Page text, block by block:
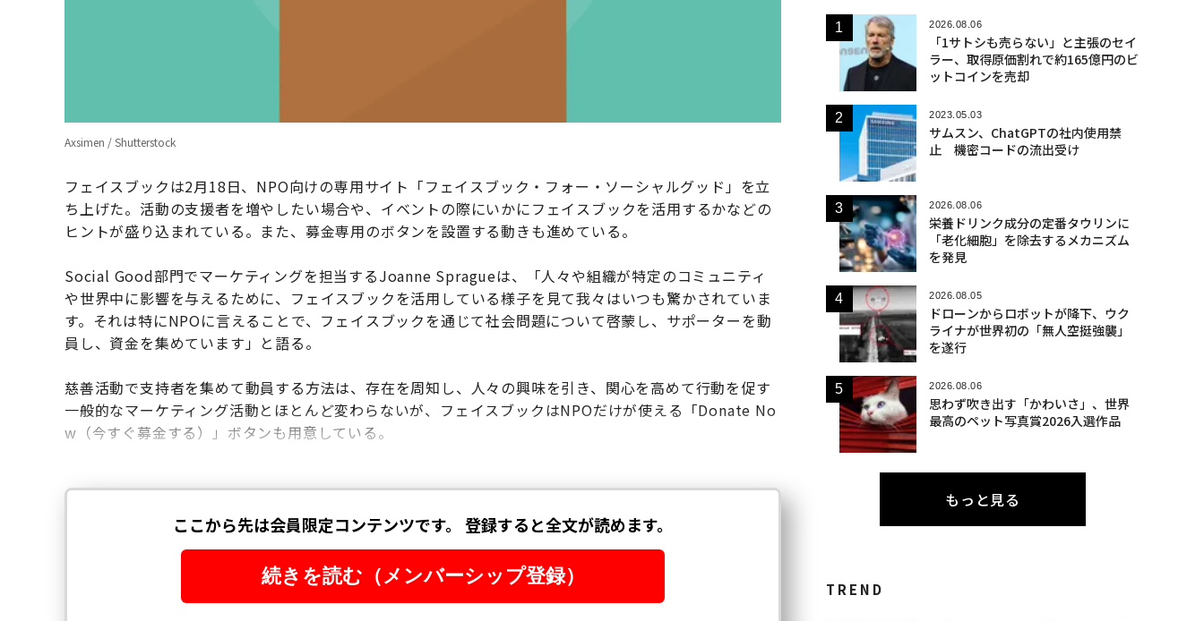
Axsimen / Shutterstock
フェイスブックは2月18日、NPO向けの専用サイト「フェイスブック・フォー・ソーシャルグッド」を立
ち上げた。活動の支援者を増やしたい場合や、イベントの際にいかにフェイスブックを活用するかなどの
ヒントが盛り込まれている。また、募金専用のボタンを設置する動きも進めている。
Social Good部門でマーケティングを担当するJoanne Spragueは、「人々や組織が特定のコミュニティ
や世界中に影響を与えるために、フェイスブックを活用している様子を見て我々はいつも驚かされていま
す。それは特にNPOに言えることで、フェイスブックを通じて社会問題について啓蒙し、サポーターを動
員し、資金を集めています」と語る。
慈善活動で支持者を集めて動員する方法は、存在を周知し、人々の興味を引き、関心を高めて行動を促す
一般的なマーケティング活動とほとんど変わらないが、フェイスブックはNPOだけが使える「Donate No
w（今すぐ募金する）」ボタンも用意している。
2026.08.06
「1サトシも売らない」と主張のセイ
ラー、取得原価割れで約165億円のビ
ットコインを売却
2023.05.03
サムスン、ChatGPTの社内使用禁
止 機密コードの流出受け
2026.08.06
栄養ドリンク成分の定番タウリンに
「老化細胞」を除去するメカニズム
を発見
2026.08.05
ドローンからロボットが降下、ウク
ライナが世界初の「無人空挺強襲」
を遂行
2026.08.06
思わず吹き出す「かわいさ」、世界
最高のペット写真賞2026入選作品
もっと見る
TREND